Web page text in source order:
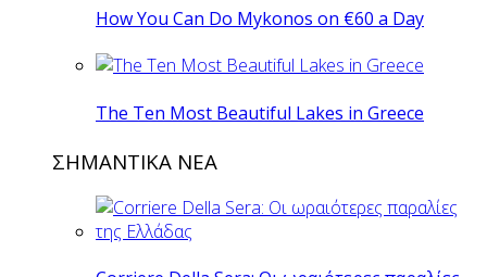
How You Can Do Mykonos on €60 a Day
The Ten Most Beautiful Lakes in Greece
ΣΗΜΑΝΤΙΚΑ ΝΕΑ